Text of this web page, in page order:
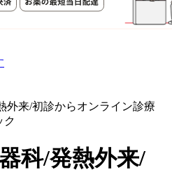
外来/初診からオンライン診療
ク
科/発熱外来/